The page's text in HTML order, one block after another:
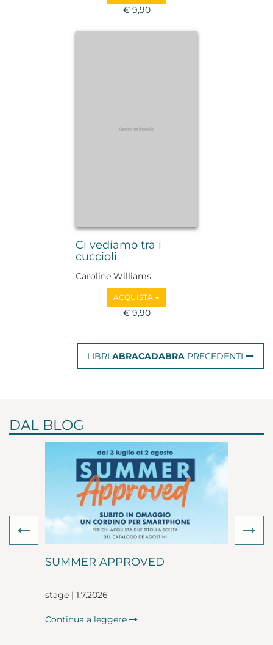
€ 9,90
Ci vediamo tra i
cuccioli
Caroline Williams
ACQUISTA
€ 9,90
LIBRI ABRACADABRA PRECEDENTI
DAL BLOG
SUMMER APPROVED
stage | 1.7.2026
Continua a leggere
Previous